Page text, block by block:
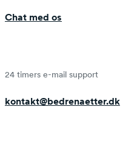
Chat med os
24 timers e-mail support
kontakt@bedrenaetter.dk